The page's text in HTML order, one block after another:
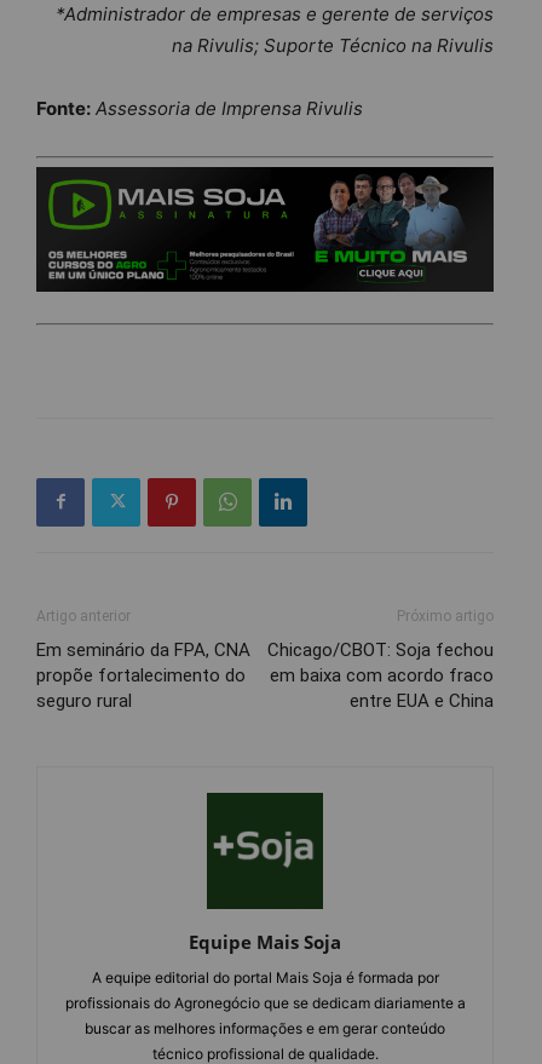
*Administrador de empresas e gerente de serviços
na Rivulis; Suporte Técnico na Rivulis
Fonte: Assessoria de Imprensa Rivulis
Artigo anterior
Em seminário da FPA, CNA
propõe fortalecimento do
seguro rural
Próximo artigo
Chicago/CBOT: Soja fechou
em baixa com acordo fraco
entre EUA e China
Equipe Mais Soja
A equipe editorial do portal Mais Soja é formada por
profissionais do Agronegócio que se dedicam diariamente a
buscar as melhores informações e em gerar conteúdo
técnico profissional de qualidade.